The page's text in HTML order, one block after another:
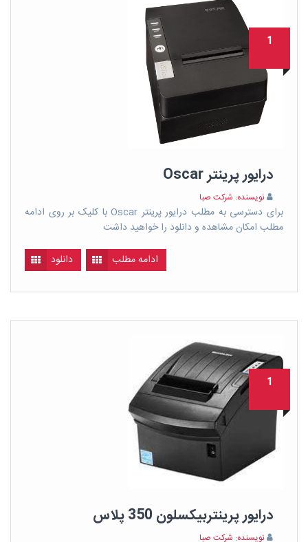
1
درایور پرینتر Oscar
نویسنده: شرکت صبا
برای دسترسی به مطلب درایور پرینتر Oscar با کلیک بر روی ادامه
مطلب امکان مشاهده و دانلود را خواهید داشت
دانلود
ادامه مطلب
1
درایور پرینتربیکسلون 350 پلاس
نویسنده: شرکت صبا